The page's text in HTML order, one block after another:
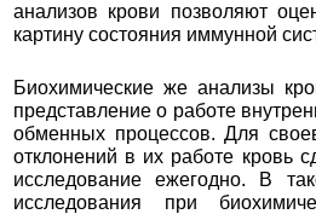
анализов крови позволяют
картину состояния иммунной
Биохимические же анализы
представление о работе
обменных процессов. Для
отклонений в их работе кровь
исследование ежегодно. В
исследования при